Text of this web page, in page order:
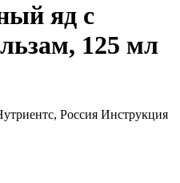
яд с
125 мл
Россия Инструкция